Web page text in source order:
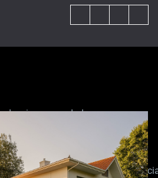
y novedades en
expertos comparten sus
en tu proyecto de obra
Inspiración